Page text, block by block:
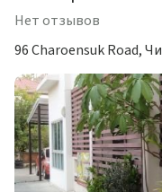
Нет отзывов